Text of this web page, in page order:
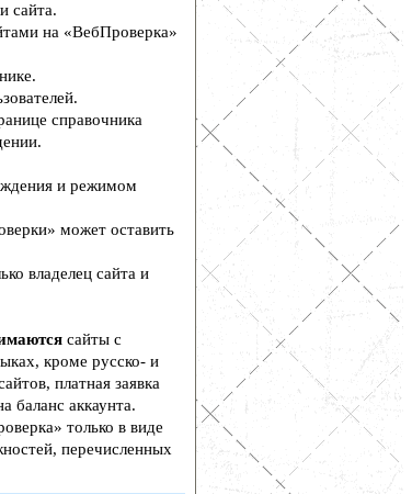
сайта.
на «ВебПроверка»
справочника
и режимом
может оставить
владелец сайта и
сайты с
кроме русско- и
платная заявка
баланс аккаунта.
только в виде
перечисленных